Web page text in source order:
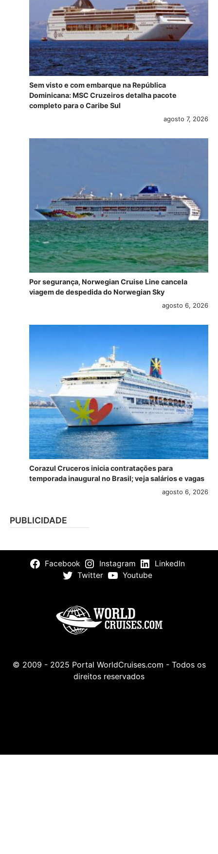
Sem visto e com embarque na República
Dominicana: MSC Cruzeiros detalha pacote
completo para o Caribe Sul
agosto 7, 2026
Por segurança, Norwegian Cruise Line cancela
viagem de despedida do Norwegian Sky
agosto 6, 2026
Corazul Cruceros inicia contratações para
temporada inaugural no Brasil; veja salários e vagas
agosto 6, 2026
PUBLICIDADE
Facebook Instagram
LinkedIn
Twitter
Youtube
© 2009 - 2025 Portal WorldCruises.com - Todos os
direitos reservados